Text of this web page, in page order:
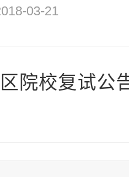
03-21
院校复试公